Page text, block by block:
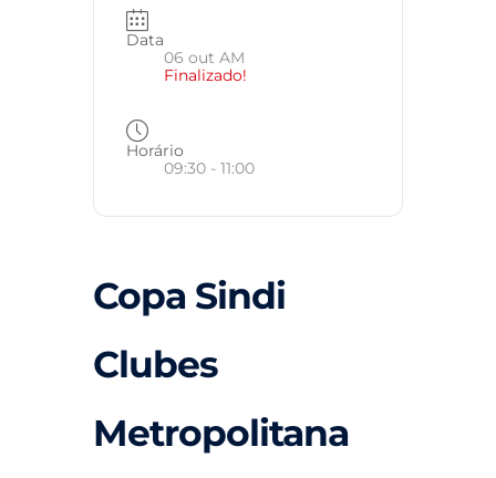
Data
06 out AM
Finalizado!
Horário
09:30 - 11:00
Copa Sindi
Clubes
Metropolitana